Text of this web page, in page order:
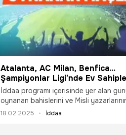
Atalanta, AC Milan, Benfica...
Şampiyonlar Ligi’nde Ev
Gecesi! İşte Misli’de Günün En
Oynanan Maçları
İddaa programı içerisinde yer alan
oynanan bahislerini ve Misli
maçlar için yaptığı yorumları sizler için
18.02.2025 İddaa